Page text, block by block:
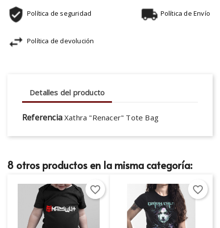
Política de seguridad Política de Envío
Política de devolución
Detalles del producto
Referencia Xathra "Renacer" Tote Bag
8 otros productos en la misma categoría:
favorite_border favorite_border